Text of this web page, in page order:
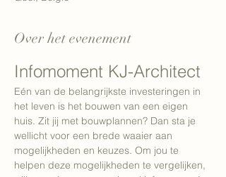
Over het evenement
Infomoment KJ-Architect
Eén van de belangrijkste investeringen in
het leven is het bouwen van een eigen
huis. Zit jij met bouwplannen? Dan sta je
wellicht voor een brede waaier aan
mogelijkheden en keuzes. Om jou te
helpen deze mogelijkheden te vergelijken,